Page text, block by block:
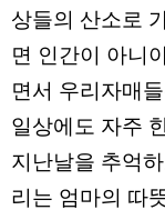
상들의 산소로
면 인간이 아니
면서 우리자매
일상에도 자주
지난날을 추억
리는 엄마의 따